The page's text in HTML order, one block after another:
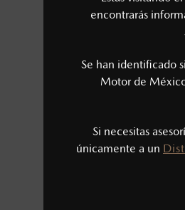
encontrarás
Se han identificado
Motor de
Si necesitas
únicamente a un